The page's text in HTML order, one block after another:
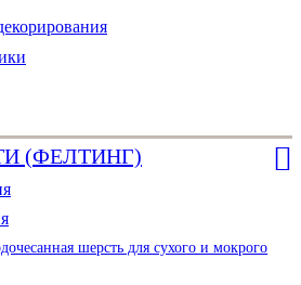
(ФЕЛТИНГ)
шерсть для сухого и мокрого